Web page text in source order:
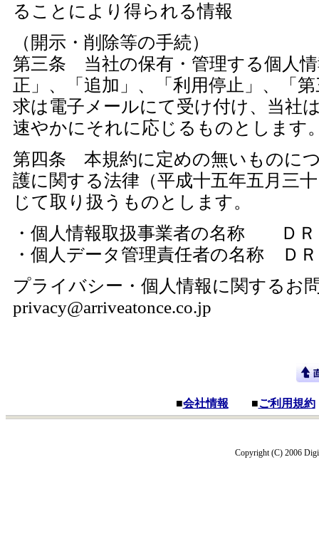
ることにより得られる情報
（開示・削除等の手続）
第三条 当社の保有・管理する個人
正」、「追加」、「利用停止」、「
求は電子メールにて受け付け、当社
速やかにそれに応じるものとします
第四条 本規約に定めの無いものに
護に関する法律（平成十五年五月三
じて取り扱うものとします。
・個人情報取扱事業者の名称 ＤＲ
・個人データ管理責任者の名称 Ｄ
プライバシー・個人情報に関する
privacy@arriveatonce.co.jp
■会社情報 ■ご利用規約
Copyright (C) 2006